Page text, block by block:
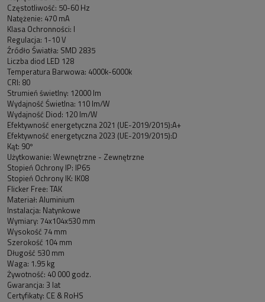
Częstotliwość: 50-60 Hz
Natężenie: 470 mA
Klasa Ochronności: I
Regulacja: 1-10 V
Źródło Światła: SMD 2835
Liczba diod LED 128
Temperatura Barwowa: 4000k-6000k
CRI: 80
Strumień świetlny: 12000 lm
Wydajność Świetlna: 110 lm/W
Wydajność Diod: 120 lm/W
Efektywność energetyczna 2021 (UE-2019/2015):A+
Efektywność energetyczna 2023 (UE-2019/2015):D
Kąt: 90º
Użytkowanie: Wewnętrzne - Zewnętrzne
Stopień Ochrony IP: IP65
Stopień Ochrony IK: IK08
Flicker Free: TAK
Materiał: Aluminium
Instalacja: Natynkowe
Wymiary: 74x104x530 mm
Wysokość 74 mm
Szerokość 104 mm
Długość 530 mm
Waga: 1.95 kg
Żywotność: 40 000 godz.
Gwarancja: 3 lat
Certyfikaty: CE & RoHS